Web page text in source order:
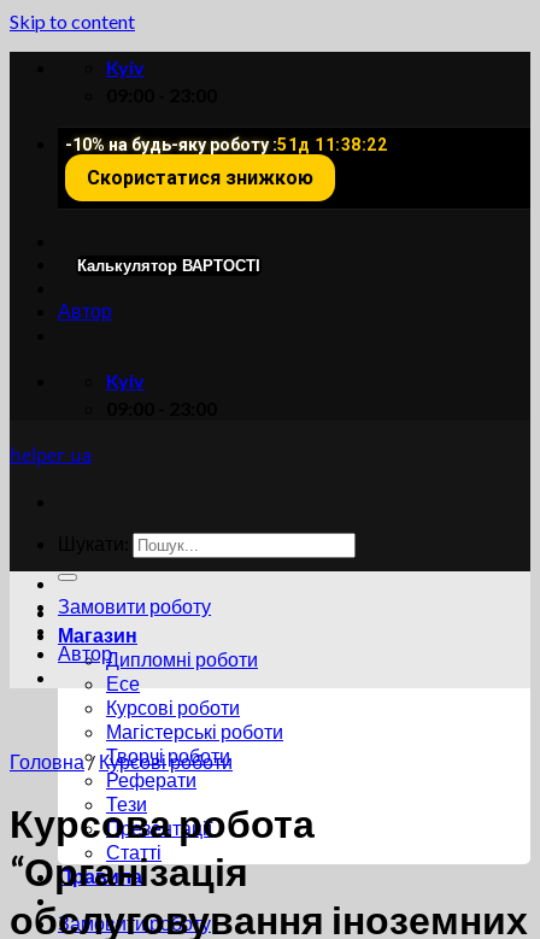
Skip to content
Kyiv
-10% на будь-яку роботу :51д 11:38:21
Скористатися знижкою
Калькулятор ВАРТОСТІ
Автор
Kyiv
helper ua
Магазин
Дипломні роботи
Есе
Курсові роботи
Магістерські роботи
Творчі роботи
Реферати
Тези
Презентації
Статті
Правила
Замовити роботу
Замовити роботу
Автор
Головна / Курсові роботи
Курсова робота
“Організація
обслуговування іноземних